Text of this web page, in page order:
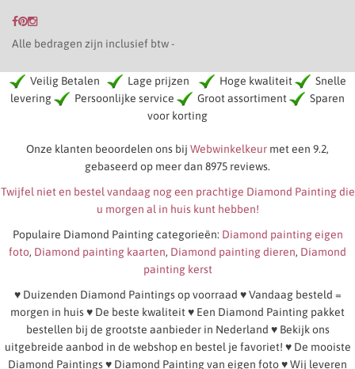
Alle bedragen zijn inclusief btw -
Veilig Betalen Lage prijzen Hoge kwaliteit
Snelle
levering
Persoonlijke service Groot assortiment
Sparen
voor korting
Onze klanten beoordelen ons bij Webwinkelkeur met een 9.2,
gebaseerd op meer dan 8975 reviews.
Twijfel niet en bestel vandaag nog een prachtige Diamond Painting die
u morgen al in huis kunt hebben!
Populaire Diamond Painting categorieën: Diamond painting eigen
foto, Diamond painting kaarten, Diamond painting dieren, Diamond
painting kerst
♥ Duizenden Diamond Paintings op voorraad ♥ Vandaag besteld =
morgen in huis ♥ De beste kwaliteit ♥ Een Diamond Painting pakket
bestellen bij de grootste aanbieder in Nederland ♥ Bekijk ons
uitgebreide aanbod in de webshop en bestel je favoriet! ♥ De mooiste
Diamond Paintings ♥ Diamond Painting van eigen foto ♥ Wij leveren